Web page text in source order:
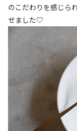
のこだわりを感じら
せました♡